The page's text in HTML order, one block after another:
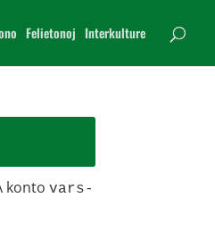
Felietonoj Interkulture
kontovars-